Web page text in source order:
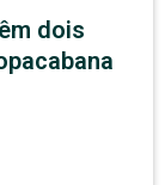
dois